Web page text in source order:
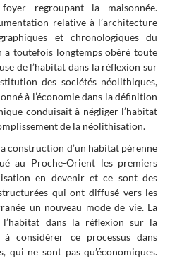
regroupant la maisonnée.
relative à l’architecture
et chronologiques du
a toutefois longtemps obéré toute
de l’habitat dans la réflexion sur
des sociétés néolithiques,
à l’économie dans la définition
conduisait à négliger l’habitat
de la néolithisation.
construction d’un habitat pérenne
au Proche-Orient les premiers
en devenir et ce sont des
qui ont diffusé vers les
un nouveau mode de vie. La
dans la réflexion sur la
considérer ce processus dans
qui ne sont pas qu’économiques.